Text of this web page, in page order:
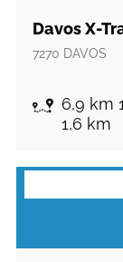
Davos X-
7270 DAVOS
6,9 km
1,6 km